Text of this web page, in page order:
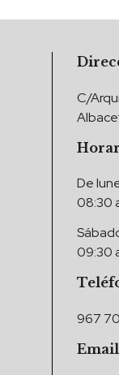
C/
De
08:30
09:30
967
Email